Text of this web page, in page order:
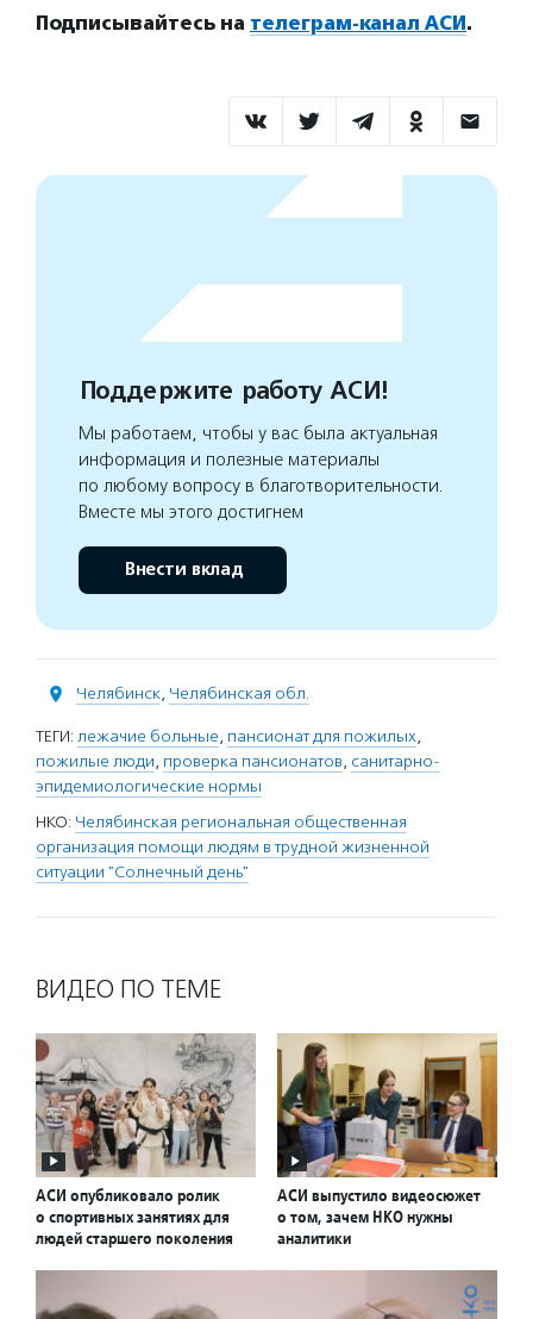
Подписывайтесь на телеграм-канал АСИ .
Поддержите работу АСИ!
Мы работаем, чтобы у вас была актуальная
информация и полезные материалы
по любому вопросу в благотворительности.
Вместе мы этого достигнем
Внести вклад
Челябинск, Челябинская обл.
ТЕГИ: лежачие больные, пансионат для пожилых,
пожилые люди, проверка пансионатов, санитарно-
эпидемиологические нормы
НКО: Челябинская региональная общественная
организация помощи людям в трудной жизненной
ситуации "Солнечный день"
ВИДЕО ПО ТЕМЕ
АСИ опубликовало ролик
о спортивных занятиях для
людей старшего поколения
АСИ выпустило видеосюжет
о том, зачем НКО нужны
аналитики